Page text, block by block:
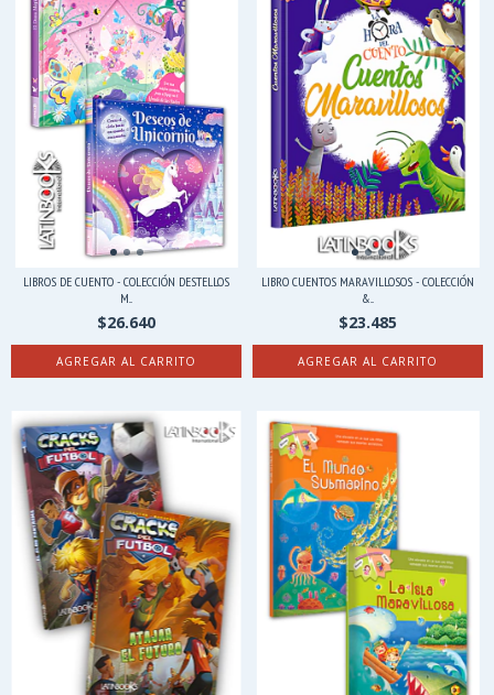
LIBROS DE CUENTO - COLECCIÓN DESTELLOS
M...
$26.640
AGREGAR AL CARRITO
LIBRO CUENTOS MARAVILLOSOS - COLECCIÓN
&...
$23.485